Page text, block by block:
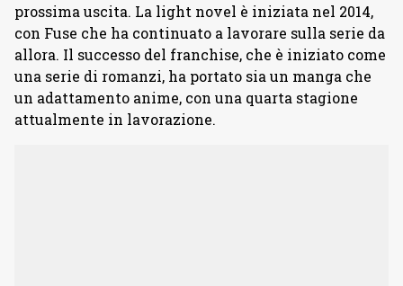
prossima uscita. La light novel è iniziata nel 2014,
con Fuse che ha continuato a lavorare sulla serie da
allora. Il successo del franchise, che è iniziato come
una serie di romanzi, ha portato sia un manga che
un adattamento anime, con una quarta stagione
attualmente in lavorazione.